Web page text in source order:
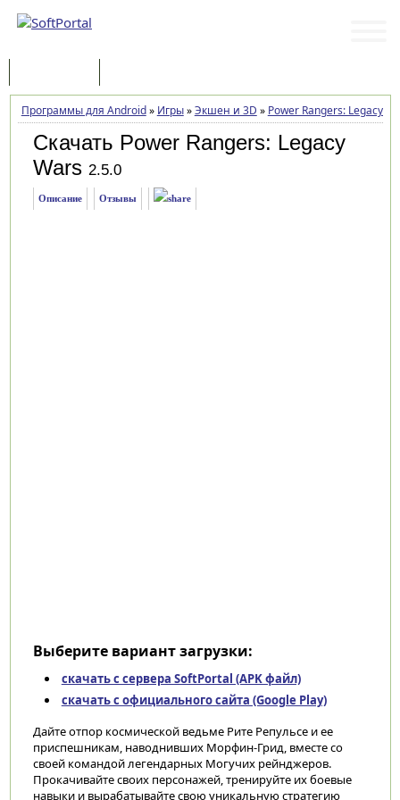
Программы для Android» Игры»Экшен и 3D » Power Rangers: Legacy
Скачать Power Rangers: Legacy
Wars 2.5.0
Описание Отзывы
Выберите вариант загрузки:
скачать с сервера SoftPortal (APK файл)
скачать с официального сайта (Google Play)
Дайте отпор космической ведьме Рите Репульсе и ее
приспешникам, наводнивших Морфин-Грид, вместе со
своей командой легендарных Могучих рейнджеров.
Прокачивайте своих персонажей, тренируйте их боевые
навыки и вырабатывайте свою уникальную стратегию